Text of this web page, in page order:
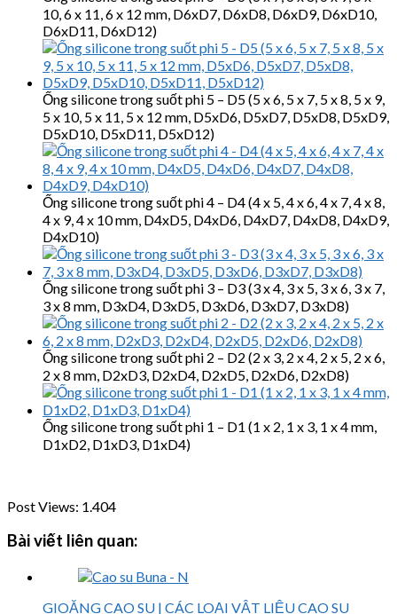
10, 6 x 11, 6 x 12 mm, D6xD7, D6xD8, D6xD9, D6xD10,
D6xD11, D6xD12)
Ống silicone trong suốt phi 5 – D5 (5 x 6, 5 x 7, 5 x 8, 5 x 9,
5 x 10, 5 x 11, 5 x 12 mm, D5xD6, D5xD7, D5xD8, D5xD9,
D5xD10, D5xD11, D5xD12)
Ống silicone trong suốt phi 4 – D4 (4 x 5, 4 x 6, 4 x 7, 4 x 8,
4 x 9, 4 x 10 mm, D4xD5, D4xD6, D4xD7, D4xD8, D4xD9,
D4xD10)
Ống silicone trong suốt phi 3 – D3 (3 x 4, 3 x 5, 3 x 6, 3 x 7,
3 x 8 mm, D3xD4, D3xD5, D3xD6, D3xD7, D3xD8)
Ống silicone trong suốt phi 2 – D2 (2 x 3, 2 x 4, 2 x 5, 2 x 6,
2 x 8 mm, D2xD3, D2xD4, D2xD5, D2xD6, D2xD8)
Ống silicone trong suốt phi 1 – D1 (1 x 2, 1 x 3, 1 x 4 mm,
D1xD2, D1xD3, D1xD4)
Post Views: 1.404
Bài viết liên quan:
GIOĂNG CAO SU | CÁC LOẠI VẬT LIỆU CAO SU